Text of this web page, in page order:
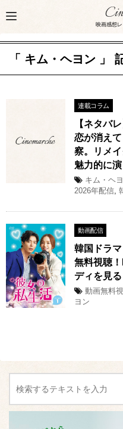
映画感想
「 キム・ヘヨン 」
連載コラム
【ネタバ
恋が消え
察。リメ
魅力的に
キム・ヘ
2026年配信,
動画配信
韓国ドラ
無料視聴
ディを見る
動画無料
ヨン